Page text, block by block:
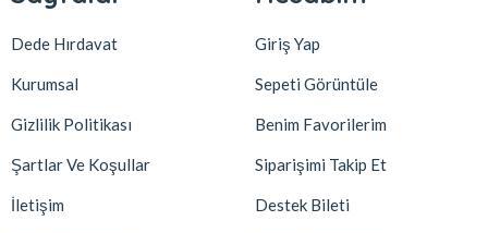
Dede Hırdavat
Kurumsal
Gizlilik Politikası
Şartlar Ve Koşullar
İletişim
Giriş Yap
Sepeti Görüntüle
Benim Favorilerim
Siparişimi Takip Et
Destek Bileti